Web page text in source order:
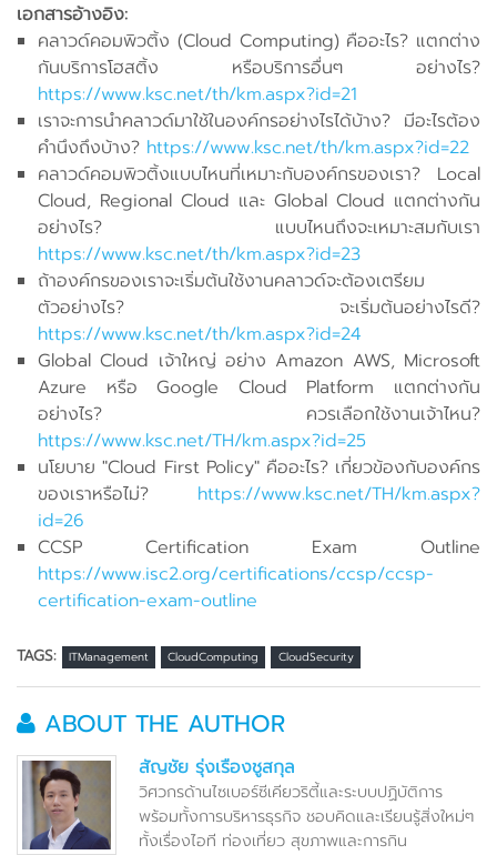
เอกสารอ้างอิง:
คลาวด์คอมพิวติ้ง (Cloud Computing) คืออะไร? แตกต่าง
กันบริการโฮสติ้ง หรือบริการอื่นๆ อย่างไร?
https://www.ksc.net/th/km.aspx?id=21
เราจะการนำคลาวด์มาใช้ในองค์กรอย่างไรได้บ้าง? มีอะไรต้อง
คำนึงถึงบ้าง? https://www.ksc.net/th/km.aspx?id=22
คลาวด์คอมพิวติ้งแบบไหนที่เหมาะกับองค์กรของเรา? Local
Cloud, Regional Cloud และ Global Cloud แตกต่างกัน
อย่างไร? แบบไหนถึงจะเหมาะสมกับเรา
https://www.ksc.net/th/km.aspx?id=23
ถ้าองค์กรของเราจะเริ่มต้นใช้งานคลาวด์จะต้องเตรียม
ตัวอย่างไร? จะเริ่มต้นอย่างไรดี?
https://www.ksc.net/th/km.aspx?id=24
Global Cloud เจ้าใหญ่ อย่าง Amazon AWS, Microsoft
Azure หรือ Google Cloud Platform แตกต่างกัน
อย่างไร? ควรเลือกใช้งานเจ้าไหน?
https://www.ksc.net/TH/km.aspx?id=25
นโยบาย "Cloud First Policy" คืออะไร? เกี่ยวข้องกับองค์กร
ของเราหรือไม่? https://www.ksc.net/TH/km.aspx?
id=26
CCSP Certification Exam Outline
https://www.isc2.org/certifications/ccsp/ccsp-
certification-exam-outline
TAGS: ITManagement CloudComputing CloudSecurity
ABOUT THE AUTHOR
สัญชัย รุ่งเรืองชูสกุล
วิศวกรด้านไซเบอร์ซีเคียวริตี้และระบบปฏิบัติการ
พร้อมทั้งการบริหารธุรกิจ ชอบคิดและเรียนรู้สิ่งใหม่ๆ
ทั้งเรื่องไอที ท่องเที่ยว สุขภาพและการกิน